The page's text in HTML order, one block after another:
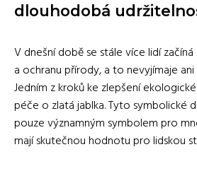
dlouhodobá
V dnešní době se stále více lidí
a ochranu přírody, a to nevyjímaje
Jedním z kroků ke zlepšení
péče o zlatá jablka. Tyto symbolické
pouze významným symbolem pro
mají skutečnou hodnotu pro lidskou